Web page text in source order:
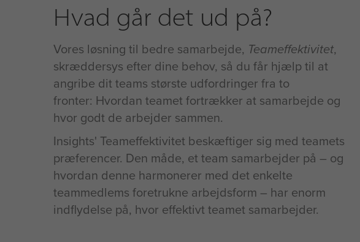
Hvad går det ud på?
Vores løsning til bedre samarbejde, Teameffektivitet,
skræddersys efter dine behov, så du får hjælp til at
angribe dit teams største udfordringer fra to
fronter: Hvordan teamet fortrækker at samarbejde og
hvor godt de arbejder sammen.
Insights' Teameffektivitet beskæftiger sig med teamets
præferencer. Den måde, et team samarbejder på – og
hvordan denne harmonerer med det enkelte
teammedlems foretrukne arbejdsform – har enorm
indflydelse på, hvor effektivt teamet samarbejder.